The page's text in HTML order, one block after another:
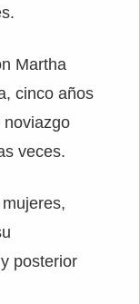
Martha
cinco años
noviazgo
veces.
posterior